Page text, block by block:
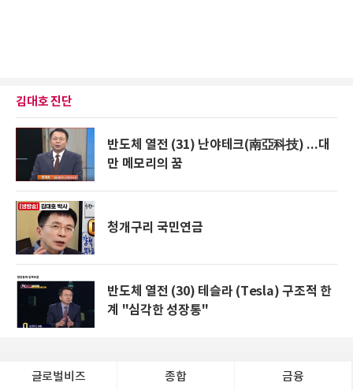
김대호 진단
반도체 열전 (31) 난야테크(南亞科技) ...대
만 메모리의 꿈
청개구리 국민연금
반도체 열전 (30) 테슬라 (Tesla) 구조적 한
계 "심각한 성장통"
글로벌비즈 종합 금융